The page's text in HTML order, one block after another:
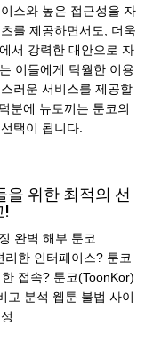
스와 높은 접근성을 자
를 제공하면서도, 더욱
서 강력한 대안으로 자
이들에게 탁월한 이용
러운 서비스를 제공할
분에 뉴토끼는 툰코의
택이 됩니다.
위한 최적의 선
!
완벽 해부 툰코
한 인터페이스? 툰코
접속? 툰코(ToonKor)
교 분석 웹툰 불법 사이